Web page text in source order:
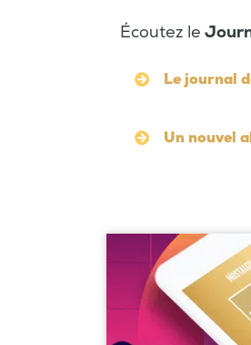
Écoutez le
Le journal
Un nouvel